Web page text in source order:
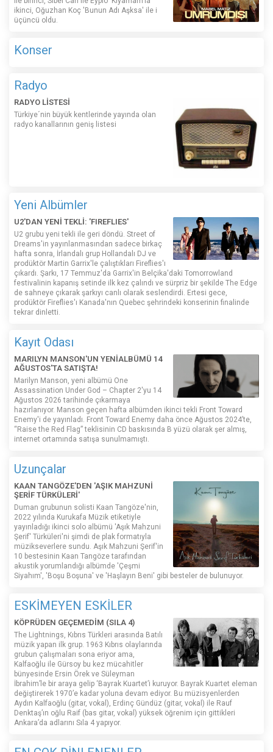
ikinci, Oğuzhan Koç 'Bunun Adı Aşksa' ile i
üçüncü oldu.
Konser
Radyo
RADYO LİSTESİ
Türkiye´nin büyük kentlerinde yayında olan
radyo kanallarının geniş listesi
Yeni Albümler
U2'DAN YENİ TEKLİ: 'FIREFLIES'
U2 grubu yeni tekli ile geri döndü. Street of
Dreams'in yayınlanmasından sadece birkaç
hafta sonra, İrlandalı grup Hollandalı DJ ve
prodüktör Martin Garrix'le çalıştıkları Fireflies'ı
çıkardı. Şarkı, 17 Temmuz'da Garrix'in Belçika'daki Tomorrowland
festivalinin kapanış setinde ilk kez çalındı ​​ve sürpriz bir şekilde The Edge
de sahneye çıkarak şarkıyı canlı olarak seslendirdi. Ertesi gece,
prodüktör Fireflies'ı Kanada'nın Quebec şehrindeki konserinin finalinde
tekrar dinletti.
Kayıt Odası
MARILYN MANSON'UN YENİALBÜMÜ 14
AĞUSTOS'TA SATIŞTA!
Marilyn Manson, yeni albümü One
Assassination Under God – Chapter 2'yu 14
Ağustos 2026 tarihinde çıkarmaya
hazırlanıyor. Manson geçen hafta albümden ikinci tekli Front Toward
Enemy'i de yayınladı. Front Toward Enemy daha önce Ağustos 2024’te,
“Raise the Red Flag” teklisinin CD baskısında B yüzü olarak şer almış,
internet ortamında satışa sunulmamıştı.
Uzunçalar
KAAN TANGÖZE'DEN 'AŞIK MAHZUNİ
ŞERİF TÜRKÜLERİ'
Duman grubunun solisti Kaan Tangöze'nin,
2022 yılında Kurukafa Müzik etiketiyle
yayınladığı ikinci solo albümü 'Aşık Mahzuni
Şerif' Türküleri'ni şimdi de plak formatıyla
müzikseverlere sundu. Aşık Mahzuni Şerif'in
10 bestesinin Kaan Tangöze tarafından
akustik yorumlandığı albümde 'Çeşmi
Siyahım', 'Boşu Boşuna' ve 'Haşlayın Beni' gibi besteler de bulunuyor.
ESKİMEYEN ESKİLER
KÖPRÜDEN GEÇEMEDİM (SILA 4)
The Lightnings, Kıbrıs Türkleri arasında Batılı
müzik yapan ilk grup. 1963 Kıbrıs olaylarında
grubun çalışmaları sona eriyor ama,
Kalfaoğlu ile Gürsoy bu kez mücahitler
bünyesinde Ersin Örek ve Süleyman
İbrahim’le bir araya gelip ‘Bayrak Kuartet’i kuruyor. Bayrak Kuartet eleman
değiştirerek 1970’e kadar yoluna devam ediyor. Bu müzisyenlerden
Aydın Kalfaoğlu (gitar, vokal), Erdinç Gündüz (gitar, vokal) ile Rauf
Denktaş’ın oğlu Raif (bas gitar, vokal) yüksek öğrenim için gittikleri
Ankara’da adlarını Sıla 4 yapıyor.